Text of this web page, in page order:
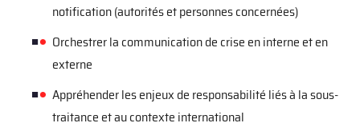
notification (autorités et personnes concernées)
Orchestrer la communication de crise en interne et en
externe
Appréhender les enjeux de responsabilité liés à la sous-
traitance et au contexte international